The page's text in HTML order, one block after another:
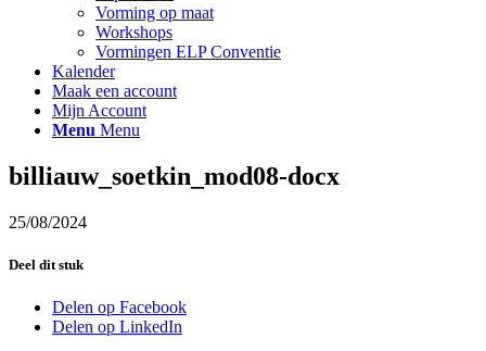
Vorming op maat
Workshops
Vormingen ELP Conventie
Kalender
Maak een account
Mijn Account
Menu Menu
billiauw_soetkin_mod08-docx
25/08/2024
Deel dit stuk
Delen op Facebook
Delen op LinkedIn